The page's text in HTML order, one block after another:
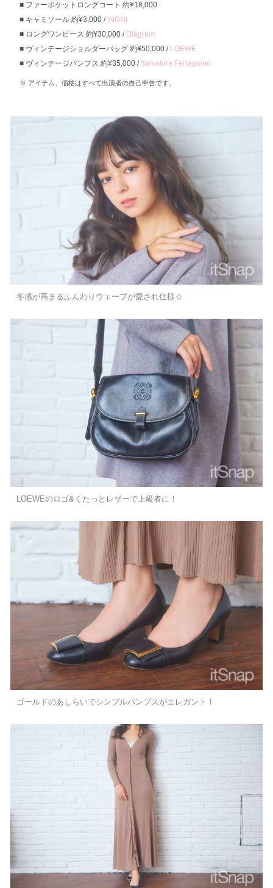
ファーポケットロングコート 約¥18,000
キャミソール 約¥3,000 / INGNI
ロングワンピース 約¥30,000 / Diagram
ヴィンテージショルダーバッグ 約¥50,000 / LOEWE
ヴィンテージパンプス 約¥35,000 / Salvatore Ferragamo
アイテム、価格はすべて出演者の自己申告です。
冬感が高まるふんわりウェーブが愛され仕様☆
LOEWEのロゴ&くたっとレザーで上級者に！
ゴールドのあしらいでシンプルパンプスがエレガント！